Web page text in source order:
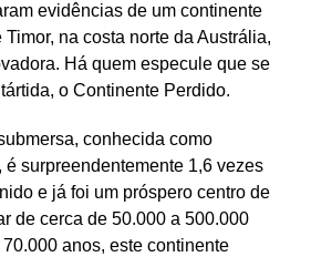
evidências de um continente
na costa norte da Austrália,
Há quem especule que se
o Continente Perdido.
conhecida como
é surpreendentemente 1,6 vezes
e já foi um próspero centro de
de cerca de 50.000 a 500.000
anos, este continente